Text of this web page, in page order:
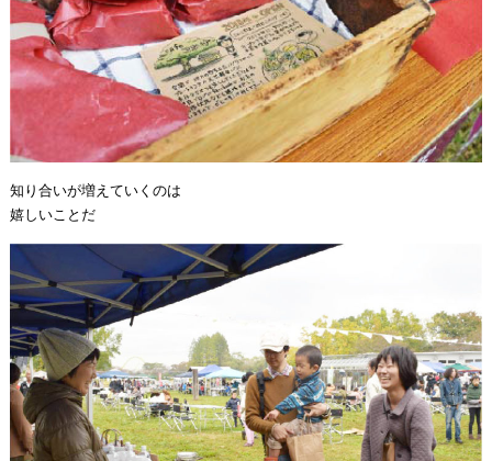
知り合いが増えていくのは
嬉しいことだ